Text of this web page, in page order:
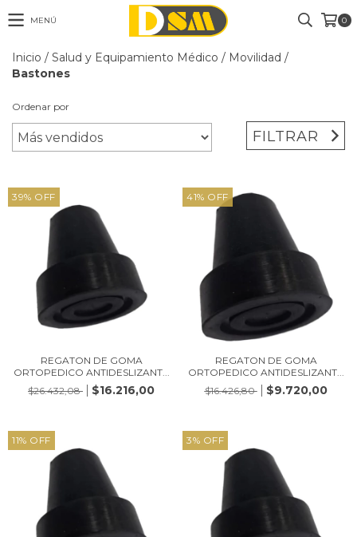
MENÚ 0
Inicio / Salud y Equipamiento Médico / Movilidad /
Bastones
Ordenar por
FILTRAR
39% OFF
REGATON DE GOMA
ORTOPEDICO ANTIDESLIZANT...
$26.432,08
$16.216,00
41% OFF
REGATON DE GOMA
ORTOPEDICO ANTIDESLIZANT...
$16.426,80
$9.720,00
11% OFF 3% OFF